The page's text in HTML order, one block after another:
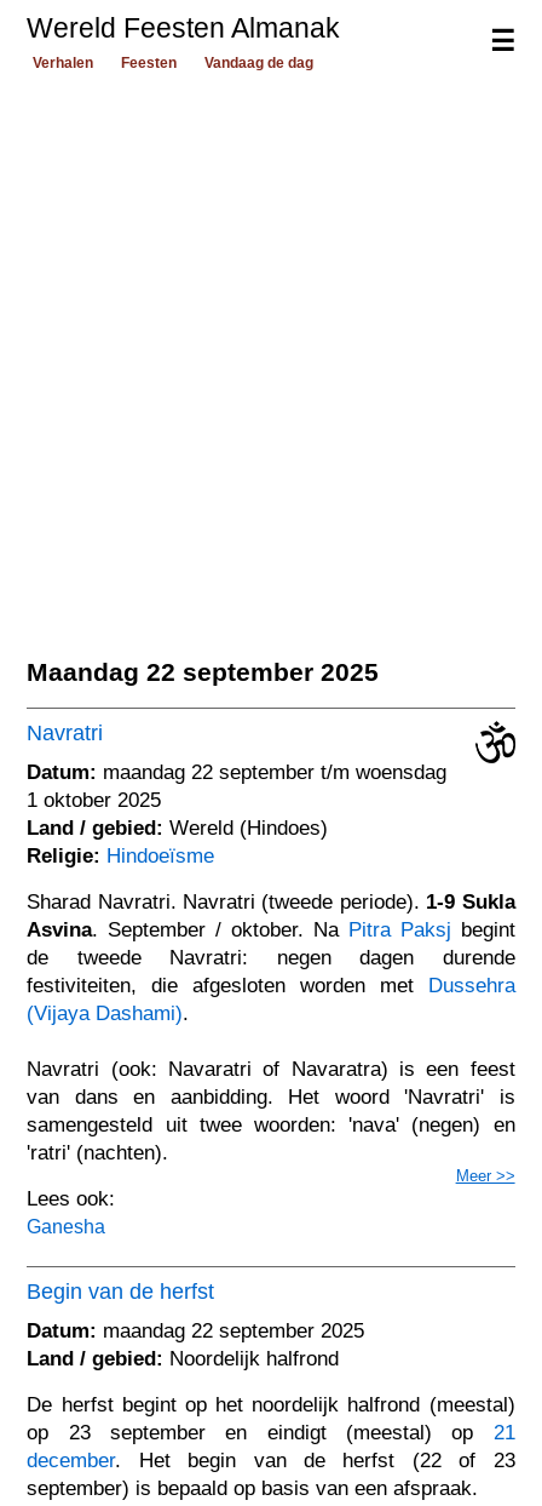
☰
Wereld Feesten Almanak
Verhalen Feesten Vandaag de dag
Maandag 22 september 2025
Navratri
Datum: maandag 22 september t/m woensdag
1 oktober 2025
Land / gebied: Wereld (Hindoes)
Religie: Hindoeïsme
Sharad Navratri. Navratri (tweede periode). 1-9 Sukla
Asvina. September / oktober. Na Pitra Paksj begint
de tweede Navratri: negen dagen durende
festiviteiten, die afgesloten worden met Dussehra
(Vijaya Dashami).
Navratri (ook: Navaratri of Navaratra) is een feest
van dans en aanbidding. Het woord 'Navratri' is
samengesteld uit twee woorden: 'nava' (negen) en
'ratri' (nachten).
Meer >>
Lees ook:
Ganesha
Begin van de herfst
Datum: maandag 22 september 2025
Land / gebied: Noordelijk halfrond
De herfst begint op het noordelijk halfrond (meestal)
op 23 september en eindigt (meestal) op 21
december. Het begin van de herfst (22 of 23
september) is bepaald op basis van een afspraak.